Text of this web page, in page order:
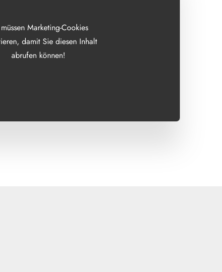
Marketing-Cookies
damit Sie diesen Inhalt
abrufen können!